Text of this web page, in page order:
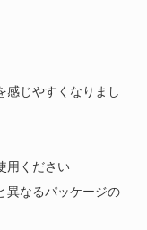
じやすくなりまし
用ください
異なるパッケージの